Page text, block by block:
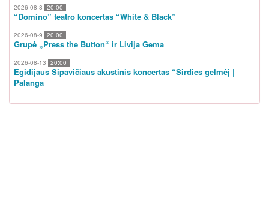
2026-08-8 20:00
“Domino” teatro koncertas “White & Black”
2026-08-9 20:00
Grupė „Press the Button“ ir Livija Gema
2026-08-13 20:00
Egidijaus Sipavičiaus akustinis koncertas “Širdies gelmėj |
Palanga